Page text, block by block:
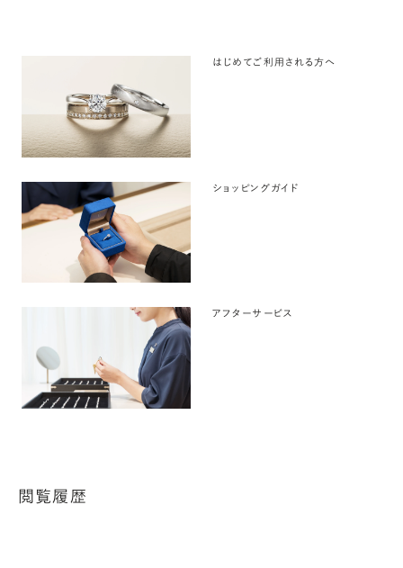
はじめてご利用される方へ
ショッピングガイド
アフターサービス
閲覧履歴